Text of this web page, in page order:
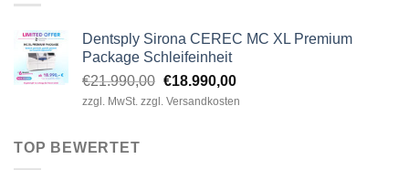
Dentsply Sirona CEREC MC XL Premium
Package Schleifeinheit
€21.990,00 Ursprünglicher
Preis
€18.990,00Aktueller
Preis
zzgl. MwSt. zzgl. Versandkosten
TOP BEWERTET